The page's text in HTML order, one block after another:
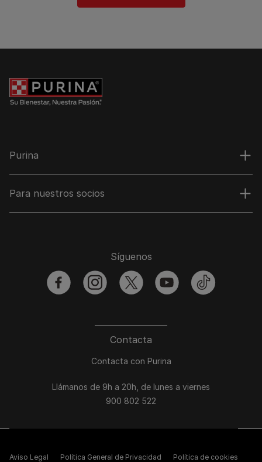
Purina
Para nuestros socios
Contacta
Contacta con Purina
Llámanos de 9h a 20h, de lunes a viernes
900 802 522
Síguenos
facebookinstagramtwitter youtubetiktok
Aviso Legal Política General de Privacidad Política de cookies